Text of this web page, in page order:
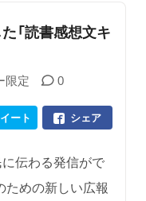
「読書感想文キ
限定 0
シェア
ート
に伝わる発信がで
ための新しい広報